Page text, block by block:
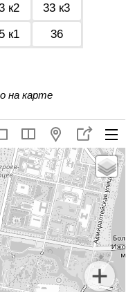
к2
33 к3
к1
36
на карте